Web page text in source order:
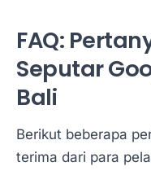
FAQ:
Seputar
Bali
Berikut beberapa
terima dari para